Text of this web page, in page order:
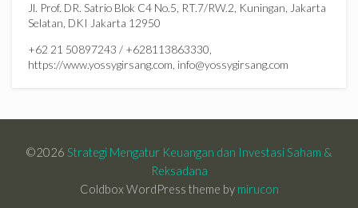
Jl. Prof. DR. Satrio Blok C4 No.5, RT.7/RW.2, Kuningan, Jakarta
Selatan, DKI Jakarta 12950
+62 21 50897243 / +628113863330,
https://www.yossygirsang.com, info@yossygirsang.com
©2026 Strategi Mengatur Keuangan dan Investasi Saham &
Reksadana
Coldbox WordPress theme by mirucon